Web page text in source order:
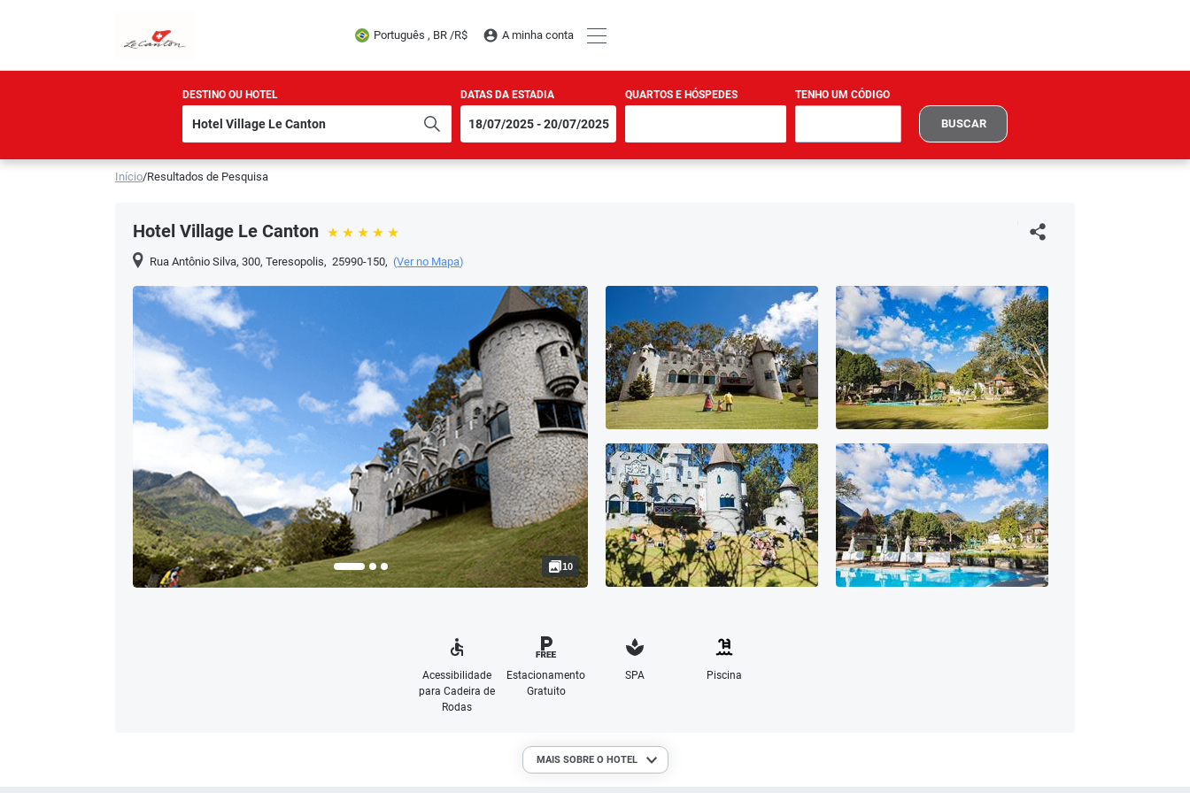
Português , BR /R$ A minha conta
DESTINO OU HOTEL DATAS DA ESTADIA QUARTOS E HÓSPEDES TENHO UM CÓDIGO
BUSCAR
Início/Resultados de Pesquisa
Hotel Village Le Canton
Rua Antônio Silva, 300,Teresopolis, 25990-150, (Ver no Mapa)
10
Acessibilidade
para Cadeira de
Rodas
Estacionamento
Gratuito
SPA Piscina
MAIS SOBRE O HOTEL